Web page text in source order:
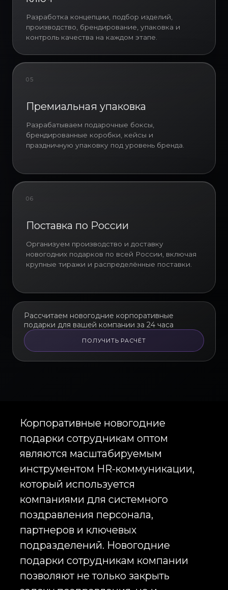
Разработка концепции, подбор изделий,
производство, брендирование, упаковка и
контроль качества на каждом этапе.
05
Премиальная упаковка
Разрабатываем подарочные боксы,
брендированные коробки, кейсы и
праздничную упаковку под уровень бренда.
06
Поставка по России
Организуем производство и доставку
новогодних подарков по всей России, включая
крупные тиражи и распределённые поставки.
Рассчитаем новогодние корпоративные
подарки для вашей компании за 24 часа
ПОЛУЧИТЬ РАСЧЁТ
повышения их вовлеченности.
Новогодние подарки
сотрудникам оптом особенно
востребованы в компаниях с
распределенной структурой,
важно обеспечить одинаковый
подарков для всех сотрудников.
Корпоративные подарки
сотрудникам на новый год в этом
стандартизации внутренней
коммуникации и создания
единого визуального и
сотрудникам включают
разнообразные форматы
канцелярские наборы,
подарочные боксы и
индивидуальные корпоративные
комплекты. Новогодние подарки
с логотипом сотрудникам
компании позволяют усилить
узнаваемость бренда внутри
применяются как инструмент
нематериальной мотивации,
влияющий на удовлетворенность
персонала и общую
корпоративную атмосферу.